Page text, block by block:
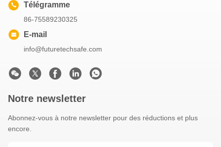
Télégramme
86-75589230325
E-mail
info@futuretechsafe.com
Notre newsletter
Abonnez-vous à notre newsletter pour des réductions et plus
encore.